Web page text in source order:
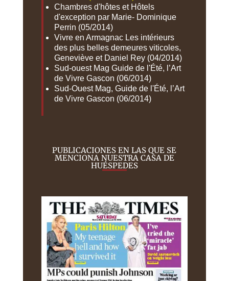
Chambres d'hôtes et Hôtels
d'exception par Marie- Dominique
Perrin (05/2014)
Vivre en Armagnac Les intérieurs
des plus belles demeures viticoles,
Geneviève et Daniel Rey (04/2014)
Sud-ouest Mag Guide de l'Été, l’Art
de Vivre Gascon (06/2014)
Sud-Ouest Mag, Guide de l'Été, l’Art
de Vivre Gascon (06/2014)
PUBLICACIONES EN LAS QUE SE
MENCIONA NUESTRA CASA DE
HUÉSPEDES